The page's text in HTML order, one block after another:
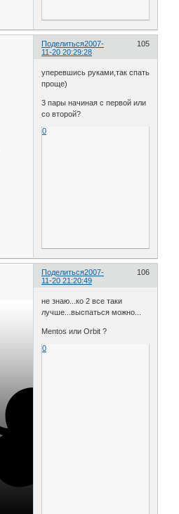
Поделиться 105
2007-
11-20 20:29:28
уперевшись руками,так спать
проще)
3 пары начиная с первой или
со второй?
0
Поделиться 106
2007-
11-20 21:20:49
не знаю...ко 2 все таки
лучше...выспаться можно...
Mentos или Orbit ?
0